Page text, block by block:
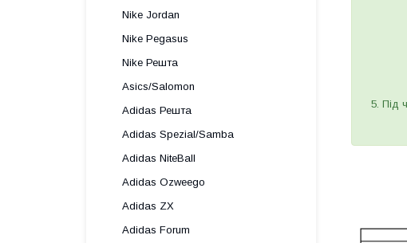
5. Під
Nike Jordan
Nike Pegasus
Nike Решта
Asics/Salomon
Adidas Решта
Adidas Spezial/Samba
Adidas NiteBall
Adidas Ozweego
Adidas ZX
Adidas Forum